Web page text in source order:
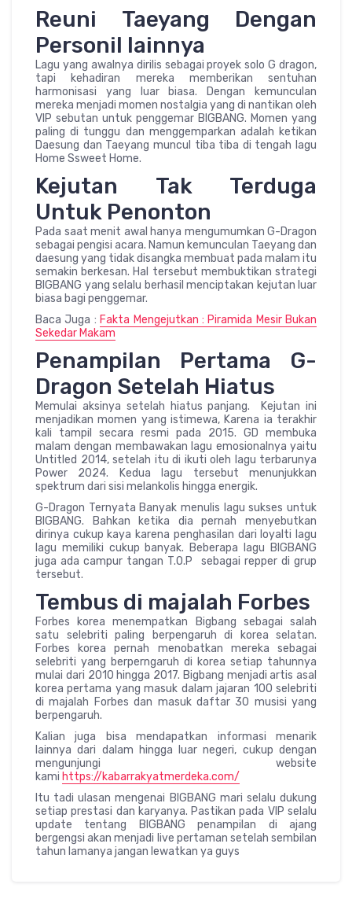
Reuni Taeyang Dengan
Personil lainnya
Lagu yang awalnya dirilis sebagai proyek solo G dragon,
tapi kehadiran mereka memberikan sentuhan
harmonisasi yang luar biasa. Dengan kemunculan
mereka menjadi momen nostalgia yang di nantikan oleh
VIP sebutan untuk penggemar BIGBANG. Momen yang
paling di tunggu dan menggemparkan adalah ketikan
Daesung dan Taeyang muncul tiba tiba di tengah lagu
Home Ssweet Home.
Kejutan Tak Terduga
Untuk Penonton
Pada saat menit awal hanya mengumumkan G-Dragon
sebagai pengisi acara. Namun kemunculan Taeyang dan
daesung yang tidak disangka membuat pada malam itu
semakin berkesan. Hal tersebut membuktikan strategi
BIGBANG yang selalu berhasil menciptakan kejutan luar
biasa bagi penggemar.
Baca Juga : Fakta Mengejutkan : Piramida Mesir Bukan
Sekedar Makam
Penampilan Pertama G-
Dragon Setelah Hiatus
Memulai aksinya setelah hiatus panjang. Kejutan ini
menjadikan momen yang istimewa, Karena ia terakhir
kali tampil secara resmi pada 2015. GD membuka
malam dengan membawakan lagu emosionalnya yaitu
Untitled 2014, setelah itu di ikuti oleh lagu terbarunya
Power 2024. Kedua lagu tersebut menunjukkan
spektrum dari sisi melankolis hingga energik.
G-Dragon Ternyata Banyak menulis lagu sukses untuk
BIGBANG. Bahkan ketika dia pernah menyebutkan
dirinya cukup kaya karena penghasilan dari loyalti lagu
lagu memiliki cukup banyak. Beberapa lagu BIGBANG
juga ada campur tangan T.O.P sebagai repper di grup
tersebut.
Tembus di majalah Forbes
Forbes korea menempatkan Bigbang sebagai salah
satu selebriti paling berpengaruh di korea selatan.
Forbes korea pernah menobatkan mereka sebagai
selebriti yang berperngaruh di korea setiap tahunnya
mulai dari 2010 hingga 2017. Bigbang menjadi artis asal
korea pertama yang masuk dalam jajaran 100 selebriti
di majalah Forbes dan masuk daftar 30 musisi yang
berpengaruh.
Kalian juga bisa mendapatkan informasi menarik
lainnya dari dalam hingga luar negeri, cukup dengan
mengunjungi website
kami https://kabarrakyatmerdeka.com/
Itu tadi ulasan mengenai BIGBANG mari selalu dukung
setiap prestasi dan karyanya. Pastikan pada VIP selalu
update tentang BIGBANG penampilan di ajang
bergengsi akan menjadi live pertaman setelah sembilan
tahun lamanya jangan lewatkan ya guys